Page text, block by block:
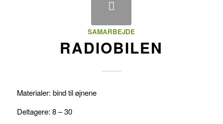
SAMARBEJDE
RADIOBILEN
Materialer: bind til øjnene
Deltagere: 8 – 30